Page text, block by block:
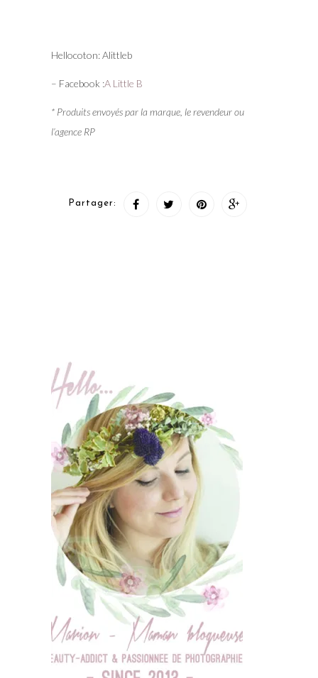
Hellocoton: Alittleb
– Facebook :A Little B
* Produits envoyés par la marque, le revendeur ou
l’agence RP
Partager: